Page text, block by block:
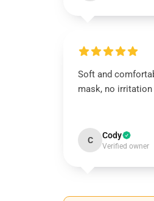
Soft and
mask, no irritation
C Cody
Verified owner